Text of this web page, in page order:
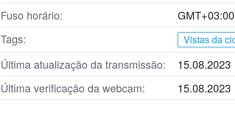
Fuso horário:
GMT+03:00
Tags:
Vistas da
Última atualização da transmissão:
15.08.2023
Última verificação da webcam:
15.08.2023